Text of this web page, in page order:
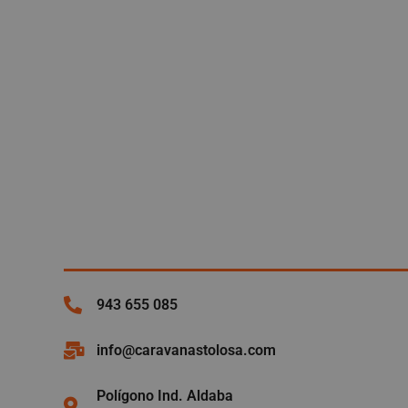
943 655 085
info@caravanastolosa.com
Polígono Ind. Aldaba